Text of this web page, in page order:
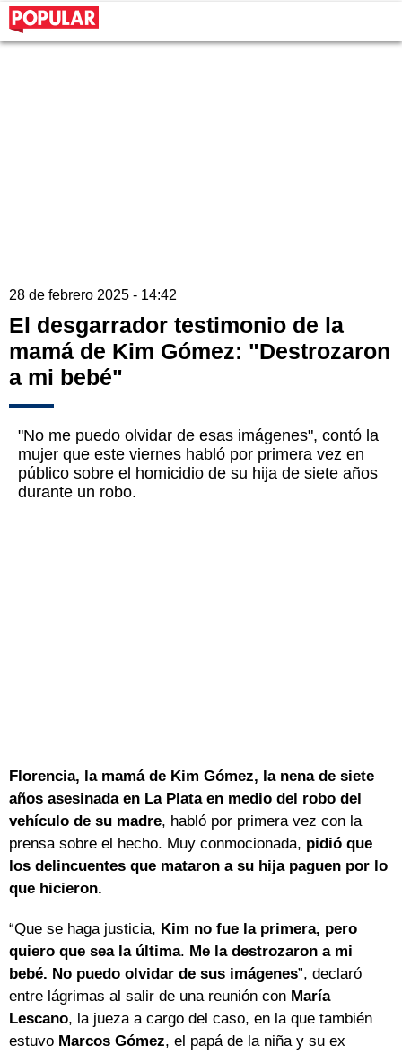
28 de febrero 2025 - 14:42
El desgarrador testimonio de la
mamá de Kim Gómez: "Destrozaron
a mi bebé"
"No me puedo olvidar de esas imágenes", contó la
mujer que este viernes habló por primera vez en
público sobre el homicidio de su hija de siete años
durante un robo.
Florencia, la mamá de Kim Gómez, la nena de siete
años asesinada en La Plata en medio del robo del
vehículo de su madre, habló por primera vez con la
prensa sobre el hecho. Muy conmocionada, pidió que
los delincuentes que mataron a su hija paguen por lo
que hicieron.
“Que se haga justicia, Kim no fue la primera, pero
quiero que sea la última. Me la destrozaron a mi
bebé. No puedo olvidar de sus imágenes”, declaró
entre lágrimas al salir de una reunión con María
Lescano, la jueza a cargo del caso, en la que también
estuvo Marcos Gómez, el papá de la niña y su ex